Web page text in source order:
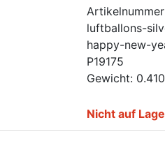
luftballons-
happy-new-
P19175
Gewicht:
Nicht auf